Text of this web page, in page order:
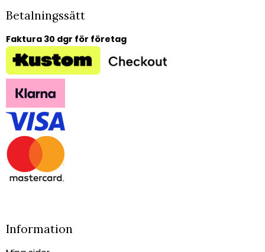
Betalningssätt
Faktura 30 dgr för företag
Information